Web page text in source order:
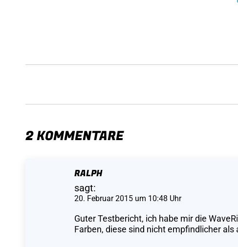
2 KOMMENTARE
RALPH
sagt:
20. Februar 2015 um 10:48 Uhr
Guter Testbericht, ich habe mir die
Farben, diese sind nicht empfindlicher